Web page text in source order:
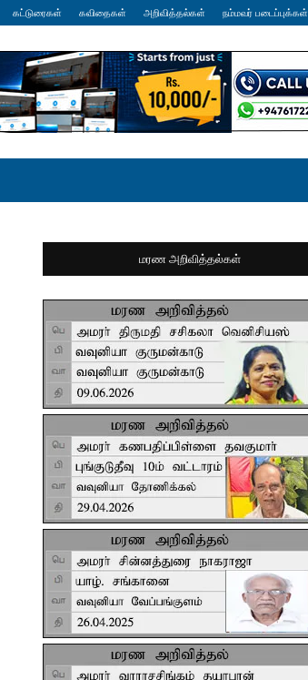
கட்டுரைகள் கவிதைகள் அறிவித்தல்கள் நம்மவர் படைப்புக்கள்
மரண அறிவித்தல்கள்